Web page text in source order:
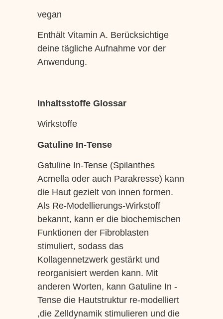
vegan
Enthält Vitamin A. Berücksichtige
deine tägliche Aufnahme vor der
Anwendung.
Inhaltsstoffe Glossar
Wirkstoffe
Gatuline In-Tense
Gatuline In-Tense (Spilanthes
Acmella oder auch Parakresse) kann
die Haut gezielt von innen formen.
Als Re-Modellierungs-Wirkstoff
bekannt, kann er die biochemischen
Funktionen der Fibroblasten
stimuliert, sodass das
Kollagennetzwerk gestärkt und
reorganisiert werden kann. Mit
anderen Worten, kann Gatuline In -
Tense die Hautstruktur re-modelliert
,die Zelldynamik stimulieren und die